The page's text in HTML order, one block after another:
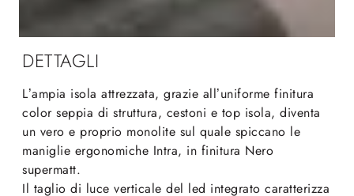
DETTAGLI
L’ampia isola attrezzata, grazie all’uniforme finitura
color seppia di struttura, cestoni e top isola, diventa
un vero e proprio monolite sul quale spiccano le
maniglie ergonomiche Intra, in finitura Nero
supermatt.
Il taglio di luce verticale del led integrato caratterizza